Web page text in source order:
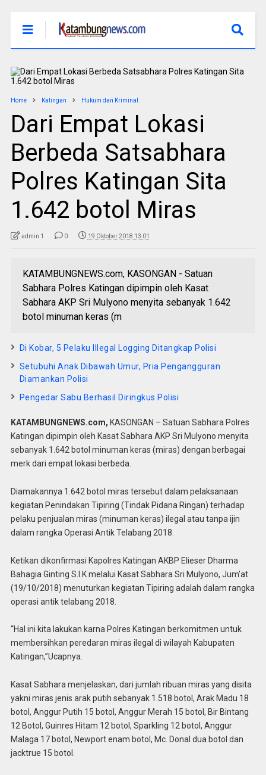
Home Katingan Hukum dan Kriminal
Dari Empat Lokasi
Berbeda Satsabhara
Polres Katingan Sita
1.642 botol Miras
admin 1 0 19 Oktober 2018 13:01
KATAMBUNGNEWS.com, KASONGAN - Satuan
Sabhara Polres Katingan dipimpin oleh Kasat
Sabhara AKP Sri Mulyono menyita sebanyak 1.642
botol minuman keras (m
Di Kobar, 5 Pelaku Illegal Logging Ditangkap Polisi
Setubuhi Anak Dibawah Umur, Pria Pengangguran
Diamankan Polisi
Pengedar Sabu Berhasil Diringkus Polisi
KATAMBUNGNEWS.com, KASONGAN – Satuan Sabhara Polres
Katingan dipimpin oleh Kasat Sabhara AKP Sri Mulyono menyita
sebanyak 1.642 botol minuman keras (miras) dengan berbagai
merk dari empat lokasi berbeda.
Diamakannya 1.642 botol miras tersebut dalam pelaksanaan
kegiatan Penindakan Tipiring (Tindak Pidana Ringan) terhadap
pelaku penjualan miras (minuman keras) ilegal atau tanpa ijin
dalam rangka Operasi Antik Telabang 2018.
Ketikan dikonfirmasi Kapolres Katingan AKBP Elieser Dharma
Bahagia Ginting S.I.K melalui Kasat Sabhara Sri Mulyono, Jum’at
(19/10/2018) menuturkan kegiatan Tipiring adalah dalam rangka
operasi antik telabang 2018.
“Hal ini kita lakukan karna Polres Katingan berkomitmen untuk
membersihkan peredaran miras ilegal di wilayah Kabupaten
Katingan,”Ucapnya.
Kasat Sabhara menjelaskan, dari jumlah ribuan miras yang disita
yakni miras jenis arak putih sebanyak 1.518 botol, Arak Madu 18
botol, Anggur Putih 15 botol, Anggur Merah 15 botol, Bir Bintang
12 Botol, Guinres Hitam 12 botol, Sparkling 12 botol, Anggur
Malaga 17 botol, Newport enam botol, Mc. Donal dua botol dan
jacktrue 15 botol.